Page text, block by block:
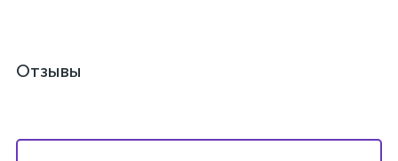
Отзывы